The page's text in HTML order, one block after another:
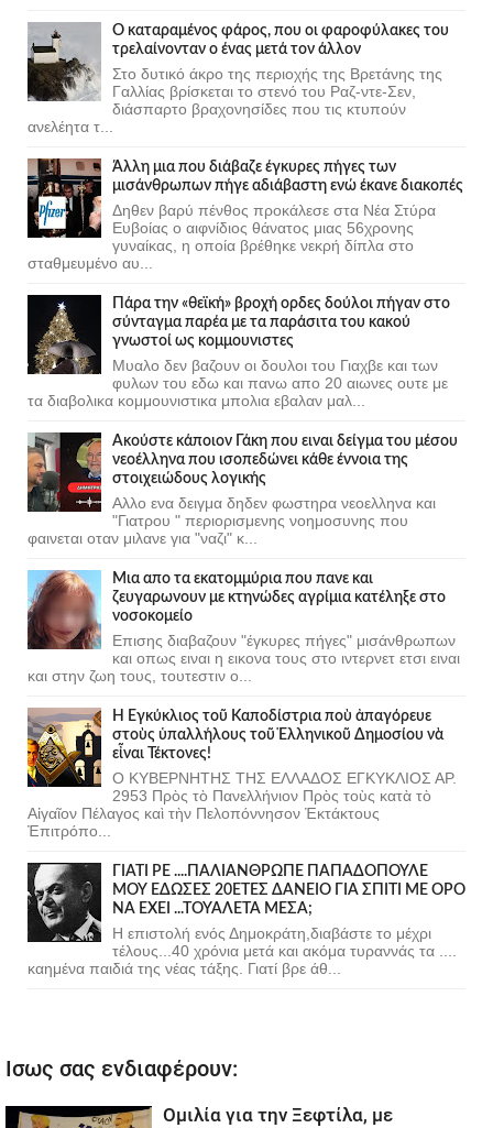
Ο καταραμένος φάρος, που οι φαροφύλακες του
τρελαίνονταν ο ένας μετά τον άλλον
Στο δυτικό άκρο της περιοχής της Βρετάνης της
Γαλλίας βρίσκεται το στενό του Ραζ-ντε-Σεν,
διάσπαρτο βραχονησίδες που τις κτυπούν
ανελέητα τ...
Άλλη μια που διάβαζε έγκυρες πήγες των
μισάνθρωπων πήγε αδιάβαστη ενώ έκανε διακοπές
Δηθεν βαρύ πένθος προκάλεσε στα Νέα Στύρα
Ευβοίας ο αιφνίδιος θάνατος μιας 56χρονης
γυναίκας, η οποία βρέθηκε νεκρή δίπλα στο
σταθμευμένο αυ...
Πάρα την «θεϊκή» βροχή ορδες δούλοι πήγαν στο
σύνταγμα παρέα με τα παράσιτα του κακού
γνωστοί ως κομμουνιστες
Μυαλο δεν βαζουν οι δουλοι του Γιαχβε και των
φυλων του εδω και πανω απο 20 αιωνες ουτε με
τα διαβολικα κομμουνιστικα μπολια εβαλαν μαλ...
Ακούστε κάποιον Γάκη που ειναι δείγμα του μέσου
νεοέλληνα που ισοπεδώνει κάθε έννοια της
στοιχειώδους λογικής
Αλλο ενα δειγμα δηδεν φωστηρα νεοελληνα και
"Γιατρου " περιορισμενης νοημοσυνης που
φαινεται οταν μιλανε για "ναζι" κ...
Μια απο τα εκατομμύρια που πανε και
ζευγαρωνουν με κτηνώδες αγρίμια κατέληξε στο
νοσοκομείο
Επισης διαβαζουν "έγκυρες πήγες" μισάνθρωπων
και οπως ειναι η εικονα τους στο ιντερνετ ετσι ειναι
και στην ζωη τους, τουτεστιν ο...
Ἡ Ἐγκύκλιος τοῦ Καποδίστρια ποὺ ἀπαγόρευε
στοὺς ὑπαλλήλους τοῦ Ἑλληνικοῦ Δημοσίου νὰ
εἶναι Τέκτονες!
Ο ΚΥΒΕΡΝΗΤΗΣ ΤΗΣ ΕΛΛΑΔΟΣ ΕΓΚΥΚΛΙΟΣ ΑΡ.
2953 Πρὸς τὸ Πανελλήνιον Πρὸς τοὺς κατὰ τὸ
Αἰγαῖον Πέλαγος καὶ τὴν Πελοπόννησον Ἐκτάκτους
Ἐπιτρόπο...
ΓΙΑΤΙ ΡΕ ....ΠΑΛΙΑΝΘΡΩΠΕ ΠΑΠΑΔΟΠΟΥΛΕ
ΜΟΥ ΕΔΩΣΕΣ 20ΕΤΕΣ ΔΑΝΕΙΟ ΓΙΑ ΣΠΙΤΙ ΜΕ ΟΡΟ
ΝΑ ΕΧΕΙ ...ΤΟΥΑΛΕΤΑ ΜΕΣΑ;
Η επιστολή ενός Δημοκράτη,διαβάστε το μέχρι
τέλους...40 χρόνια μετά και ακόμα τυραννάς τα ....
καημένα παιδιά της νέας τάξης. Γιατί βρε άθ...